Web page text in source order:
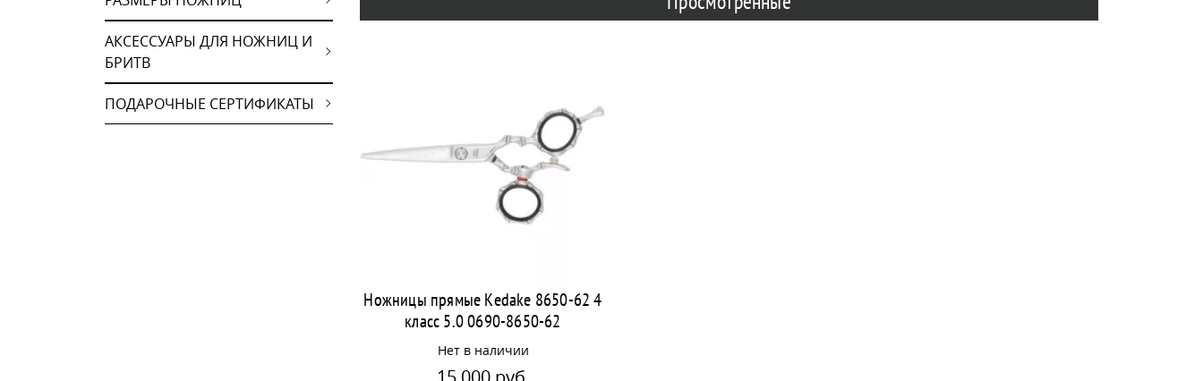
АКСЕССУАРЫ ДЛЯ НОЖНИЦ И
БРИТВ
ПОДАРОЧНЫЕ СЕРТИФИКАТЫ
Ножницы прямые Kedake 8650-62 4
класс 5.0 0690-8650-62
Нет в наличии